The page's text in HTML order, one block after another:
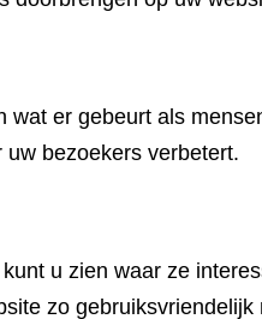
er gebeurt als
bezoekers verbetert.
u zien waar ze
zo